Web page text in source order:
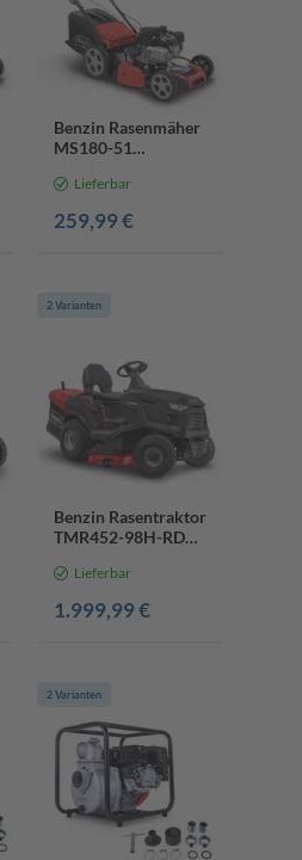
Benzin Rasenmäher
MS180-51
51cm Schnittbreite |
Motoröl
Lieferbar
259,99 €
2 Varianten
Benzin Rasentraktor
TMR452-98H-RD
| 98cm Schnittbreite
Schnitthöhe | LED |
Lieferbar
1.999,99 €
2 Varianten